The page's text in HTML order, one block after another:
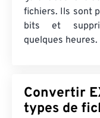
fichiers. Ils sont
bits et
quelques heures.
Convertir EXCEL en d'autres
types de